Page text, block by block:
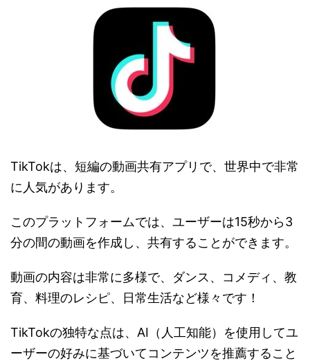
TikTokは、短編の動画共有アプリで、世界中で非常
に人気があります。
このプラットフォームでは、ユーザーは15秒から3
分の間の動画を作成し、共有することができます。
動画の内容は非常に多様で、ダンス、コメディ、教
育、料理のレシピ、日常生活など様々です！
TikTokの独特な点は、AI（人工知能）を使用してユ
ーザーの好みに基づいてコンテンツを推薦すること